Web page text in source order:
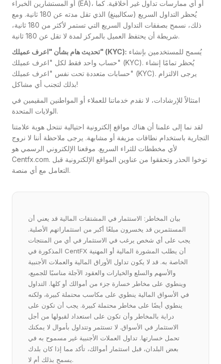
أو المستشارين الخبراء (EA)، أو أي ممارسات تداول غير أخلاقية. كما
يُحظر التداول السريع (سكالبينغ) الذي تقل مدته عن 180 ثانية. ومع
ذلك، نسمح بصفقات التداول السريع التي تستمر لأكثر من 180 ثانية،
شريطة أن يحتفظ العميل بالمركز لمدة لا تقل عن 180 ثانية.
تحديث هام بشأن "اعرف عميلك" (KYC):
حساب واحد فقط لكل "اعرف عميلك" (KYC). يُحظر تمامًا إنشاء
حسابات متعددة تحت نفس "اعرف عميلك" (KYC). يرجى الالتزام
بذلك لتجنب أي مشاكل!
امتثالاً للإرشادات، لا نقدم خدماتنا للعملاء أو المواطنين المقيمين في
الولايات المتحدة.
لقد نما إلى علمنا أن هناك مواقع إلكترونية احتيالية تنتحل هوية علامتنا
التجارية باستخدام نطاقات مزيفة أو مشابهة. يرجى ملاحظة أننا لا نروج
لأي مخططات للثراء السريع. موقعنا الإلكتروني الرسمي هو
Centfx.com. توخوا الحذر وتحققوا من عناوين المواقع الإلكترونية قبل
التعامل مع أي منصة.
بيان المخاطر: الاستثمار في المشتقات المالية قد يعني أن
المستثمرين قد يخسرون مبلغًا أكبر من استثماراتهم الأصلية.
يجب على أي شخص يرغب في الاستثمار في أي من المنتجات
المذكورة في CentFX أن يطلب المشورة المالية أو المهنية
الخاصة به. قد لا يكون تداول الأوراق المالية والعملات الأجنبية
والأسهم والسلع والخيارات والعقود الآجلة مناسبًا للجميع،
وينطوي على مخاطر خسارة جزء من أموالك أو كلها. التداول
في الأسواق المالية ينطوي على مكاسب محتملة كبيرة، ولكنه
ينطوي أيضًا على مخاطر محتملة كبيرة. يجب أن تكون على
دراية بالمخاطر وأن تكون على استعداد لقبولها من أجل
الاستثمار في الأسواق. لا تستثمر وتتداول بأموال لا يمكنك
تحمل خسارتها. تداول العملات الأجنبية غير مسموح به في
بعض البلدان، قبل استثمار أموالك، تأكد مما إذا كان بلدك
يسمح بذلك أم لا.